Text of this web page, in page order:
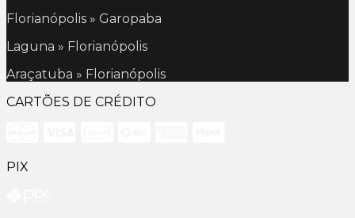
Florianópolis » Garopaba
Laguna » Florianópolis
Araçatuba » Florianópolis
CARTÕES DE CRÉDITO
PIX